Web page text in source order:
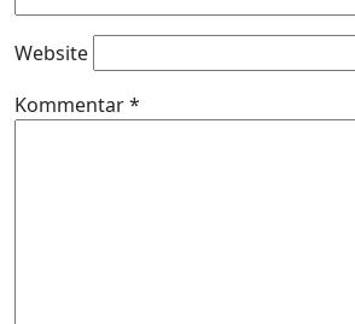
Website
Kommentar*